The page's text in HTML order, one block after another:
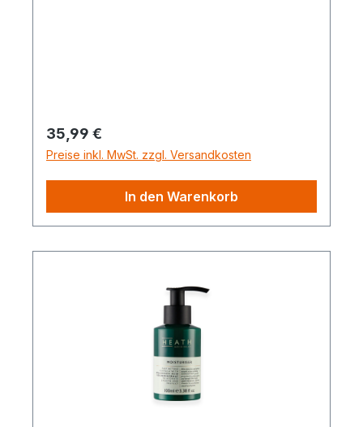
Regulärer Preis:
35,99 €
Preise inkl. MwSt. zzgl. Versandkosten
In den Warenkorb